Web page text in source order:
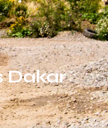
Dakar